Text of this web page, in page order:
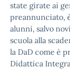
state girate ai
preannunciato,
alunni, salvo
scuola alla
la DaD come è
Didattica